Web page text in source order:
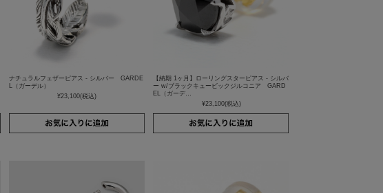
ナチュラルフェザーピアス - シルバー GARDE
L（ガーデル）
¥23,100(税込)
【納期 1ヶ月】ローリングスターピアス - シルバ
ー w/ブラックキュービックジルコニア GARD
EL（ガーデ…
¥23,100(税込)